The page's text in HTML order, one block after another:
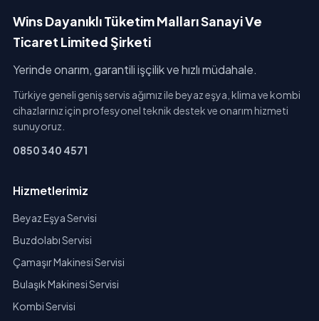
Wins Dayanıklı Tüketim Malları Sanayi Ve
Ticaret Limited Şirketi
Yerinde onarım, garantili işçilik ve hızlı müdahale.
Türkiye geneli geniş servis ağımız ile beyaz eşya, klima ve kombi
cihazlarınız için profesyonel teknik destek ve onarım hizmeti
sunuyoruz.
0850 340 4571
Hizmetlerimiz
Beyaz Eşya Servisi
Buzdolabı Servisi
Çamaşır Makinesi Servisi
Bulaşık Makinesi Servisi
Kombi Servisi